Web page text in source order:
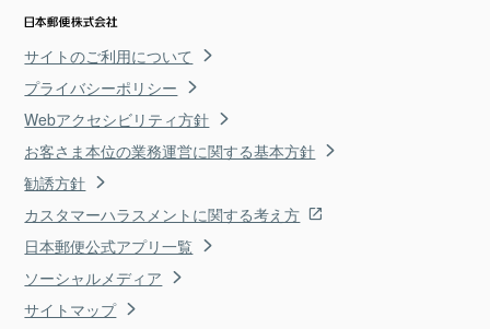
サイトのご利用について
プライバシーポリシー
Webアクセシビリティ方針
お客さま本位の業務運営に関する基本方針
勧誘方針
カスタマーハラスメントに関する考え方
日本郵便公式アプリ一覧
ソーシャルメディア
サイトマップ